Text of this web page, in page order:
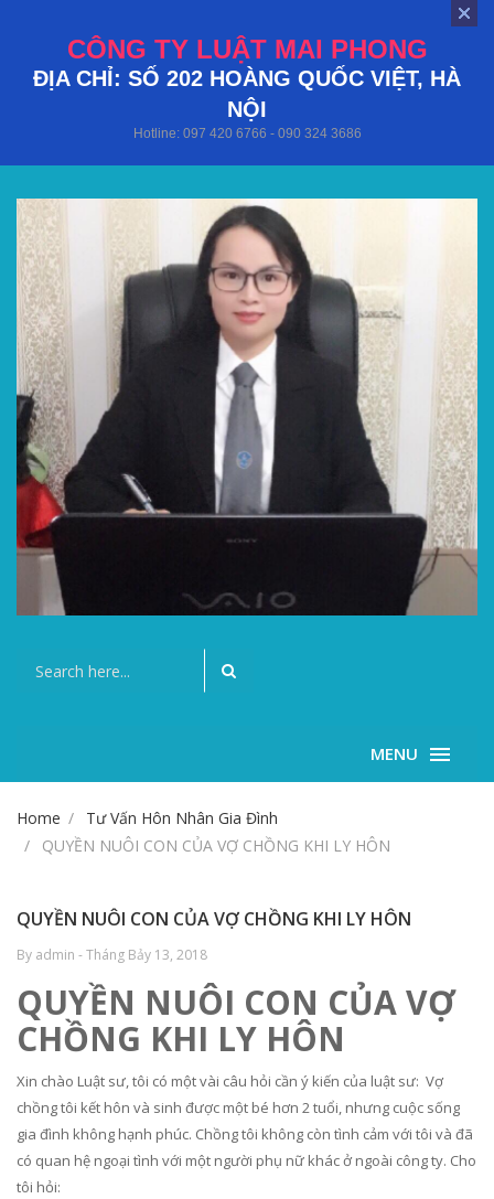
CÔNG TY LUẬT MAI PHONG
ĐỊA CHỈ: SỐ 202 HOÀNG QUỐC VIỆT, HÀ
NỘI
Hotline: 097 420 6766 - 090 324 3686
MENU
Home
Tư Vấn Hôn Nhân Gia Đình
QUYỀN NUÔI CON CỦA VỢ CHỒNG KHI LY HÔN
QUYỀN NUÔI CON CỦA VỢ CHỒNG KHI LY HÔN
By admin - Tháng Bảy 13, 2018
QUYỀN NUÔI CON CỦA VỢ
CHỒNG KHI LY HÔN
Xin chào Luật sư, tôi có một vài câu hỏi cần ý kiến của luật sư: Vợ
chồng tôi kết hôn và sinh được một bé hơn 2 tuổi, nhưng cuộc sống
gia đình không hạnh phúc. Chồng tôi không còn tình cảm với tôi và đã
có quan hệ ngoại tình với một người phụ nữ khác ở ngoài công ty. Cho
tôi hỏi: